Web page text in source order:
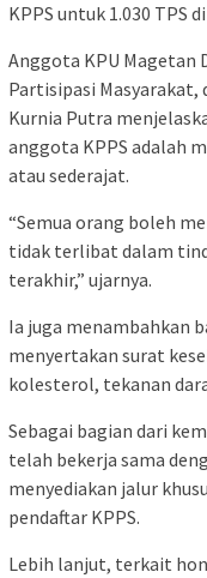
KPPS untuk 1.030 TPS
Anggota KPU Magetan
Partisipasi Masyarakat,
Kurnia Putra
anggota KPPS adalah
atau sederajat.
“Semua orang boleh
tidak terlibat dalam
terakhir,” ujarnya.
Ia juga menambahkan
menyertakan surat
kolesterol, tekanan
Sebagai bagian dari
telah bekerja sama
menyediakan jalur
pendaftar KPPS.
Lebih lanjut, terkait